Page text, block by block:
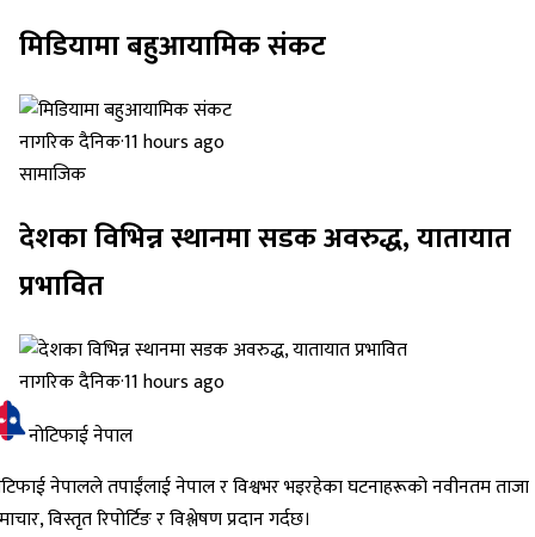
मिडियामा बहुआयामिक संकट
नागरिक दैनिक·11 hours ago
सामाजिक
देशका विभिन्न स्थानमा सडक अवरुद्ध, यातायात
प्रभावित
नागरिक दैनिक·11 hours ago
नोटिफाई नेपाल
नेपालले तपाईंलाई नेपाल र विश्वभर भइरहेका घटनाहरूको नवीनतम ताजा
विस्तृत रिपोर्टिङ र विश्लेषण प्रदान गर्दछ।